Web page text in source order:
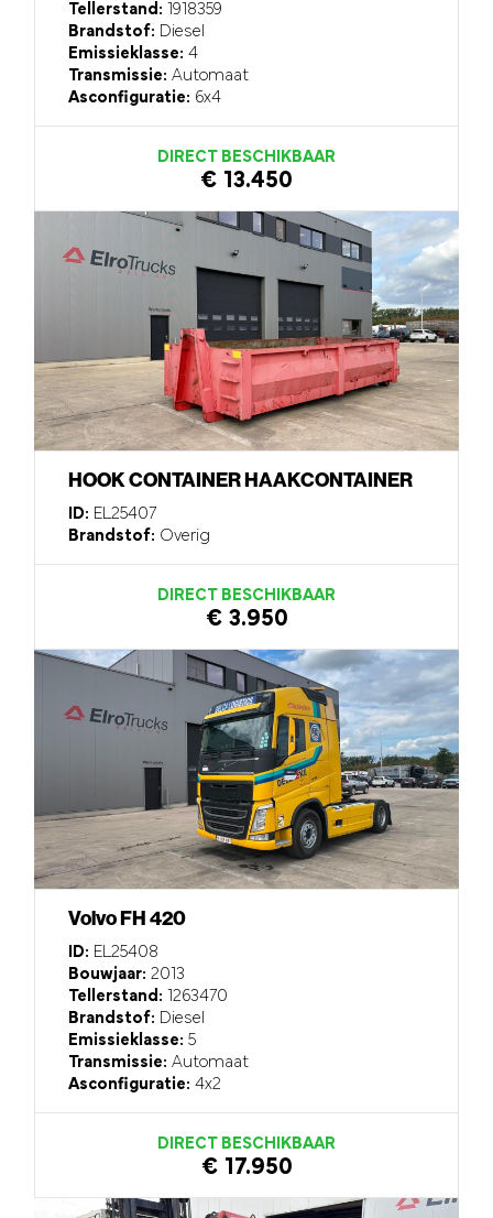
Tellerstand: 1918359
Brandstof: Diesel
Emissieklasse: 4
Transmissie: Automaat
Asconfiguratie: 6x4
DIRECT BESCHIKBAAR
€ 13.450
HOOK CONTAINER HAAKCONTAINER
ID: EL25407
Brandstof: Overig
DIRECT BESCHIKBAAR
€ 3.950
Volvo FH 420
ID: EL25408
Bouwjaar: 2013
Tellerstand: 1263470
Brandstof: Diesel
Emissieklasse: 5
Transmissie: Automaat
Asconfiguratie: 4x2
DIRECT BESCHIKBAAR
€ 17.950